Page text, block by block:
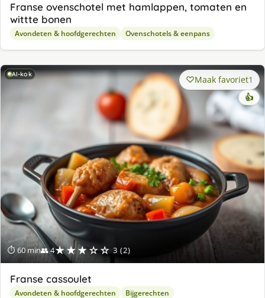
Franse ovenschotel met hamlappen, tomaten en
wittte bonen
Avondeten & hoofdgerechten Ovenschotels & eenpans
AI-kok
⏱ 60 min👥 4★★★☆☆ 3 (2)
Maak favoriet1
👍
Franse cassoulet
Avondeten & hoofdgerechten Bijgerechten